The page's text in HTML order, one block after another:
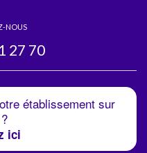
NOUS
27 70
établissement sur
ici